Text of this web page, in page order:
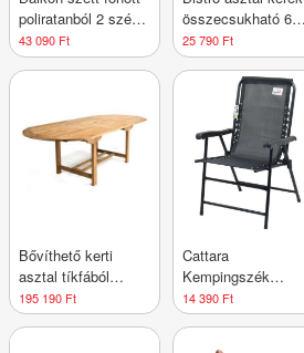
poliratanból 2 szék
és asztal
43 090 Ft
összecsukható 60
cm
25 790 Ft
Bővíthető kerti
asztal tíkfából
Garth, 170 - 230 cm
195 190 Ft
Cattara
Kempingszék
összecsukható
TERST fekete
14 390 Ft